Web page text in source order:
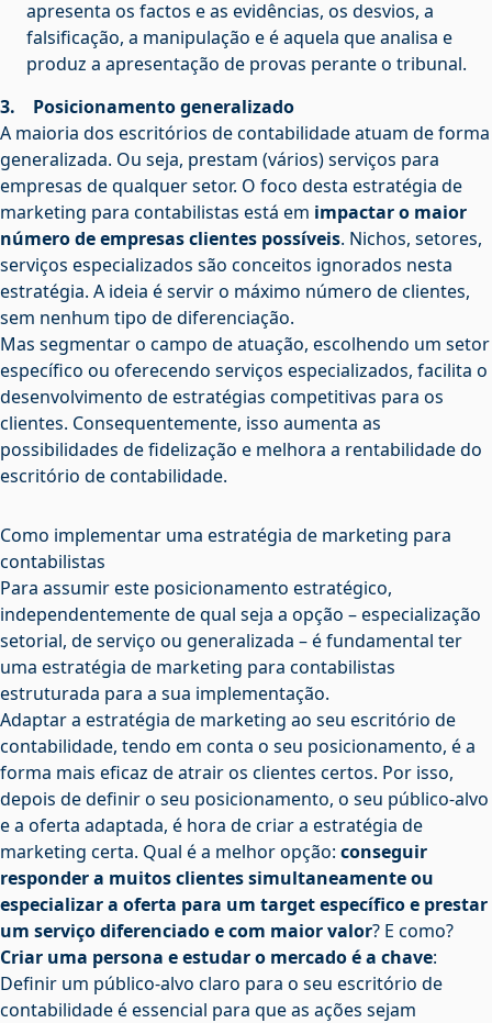
apresenta os factos e as evidências, os desvios, a
falsificação, a manipulação e é aquela que analisa e
produz a apresentação de provas perante o tribunal.
3. Posicionamento generalizado
A maioria dos escritórios de contabilidade atuam de forma
generalizada. Ou seja, prestam (vários) serviços para
empresas de qualquer setor. O foco desta estratégia de
marketing para contabilistas está em impactar o maior
número de empresas clientes possíveis. Nichos, setores,
serviços especializados são conceitos ignorados nesta
estratégia. A ideia é servir o máximo número de clientes,
sem nenhum tipo de diferenciação.
Mas segmentar o campo de atuação, escolhendo um setor
específico ou oferecendo serviços especializados, facilita o
desenvolvimento de estratégias competitivas para os
clientes. Consequentemente, isso aumenta as
possibilidades de fidelização e melhora a rentabilidade do
escritório de contabilidade.
Como implementar uma estratégia de marketing para
contabilistas
Para assumir este posicionamento estratégico,
independentemente de qual seja a opção – especialização
setorial, de serviço ou generalizada – é fundamental ter
uma estratégia de marketing para contabilistas
estruturada para a sua implementação.
Adaptar a estratégia de marketing ao seu escritório de
contabilidade, tendo em conta o seu posicionamento, é a
forma mais eficaz de atrair os clientes certos. Por isso,
depois de definir o seu posicionamento, o seu público-alvo
e a oferta adaptada, é hora de criar a estratégia de
marketing certa. Qual é a melhor opção: conseguir
responder a muitos clientes simultaneamente ou
especializar a oferta para um target específico e prestar
um serviço diferenciado e com maior valor? E como?
Criar uma persona e estudar o mercado é a chave:
Definir um público-alvo claro para o seu escritório de
contabilidade é essencial para que as ações sejam